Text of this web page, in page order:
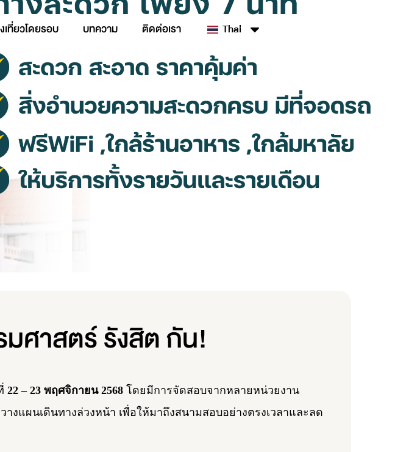
ที่ยวโดยรอบ บทความ ติดต่อเรา Thai
ศาสตร์ รังสิต กัน!
22 – 23 พฤศจิกายน 2568 โดยมีการจัดสอบจากหลายหน่วยงาน
งแผนเดินทางล่วงหน้า เพื่อให้มาถึงสนามสอบอย่างตรงเวลาและลด